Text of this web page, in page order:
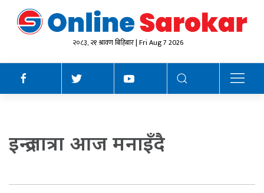
२०८३, २१ श्रावण बिहिबार | Fri Aug 7 2026
इन्द्रजात्रा आज मनाइँदै